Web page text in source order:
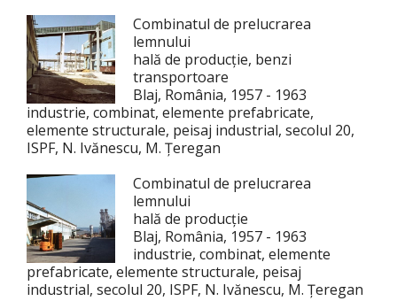
Combinatul de prelucrarea
lemnului
hală de producție, benzi
transportoare
Blaj, România, 1957 - 1963
industrie, combinat, elemente prefabricate,
elemente structurale, peisaj industrial, secolul 20,
ISPF, N. Ivănescu, M. Țeregan
Combinatul de prelucrarea
lemnului
hală de producție
Blaj, România, 1957 - 1963
industrie, combinat, elemente
prefabricate, elemente structurale, peisaj
industrial, secolul 20, ISPF, N. Ivănescu, M. Țeregan